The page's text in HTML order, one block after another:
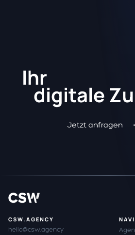
Ihr
digitale
Jetzt anfragen
CSW.AGENCY
hello@csw.agency